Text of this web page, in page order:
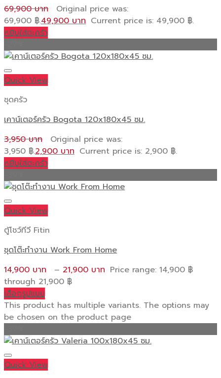
69,900
Original price was:
69,900 ฿.49,900
Current price is: 49,900 ฿.
หยิบใส่ตะกร้า
Quick View
ชุดครัว
เคาน์เตอร์ครัว Bogota 120x180x45 ซม.
3,950
Original price was:
3,950 ฿.2,900
Current price is: 2,900 ฿.
หยิบใส่ตะกร้า
Quick View
ตู้โชว์ทีวี Fitin
ชุดโต๊ะทำงาน Work From Home
14,900
– 21,900
Price range: 14,900 ฿
through 21,900 ฿
เลือกรูปแบบ
This product has multiple variants. The options may
be chosen on the product page
Quick View